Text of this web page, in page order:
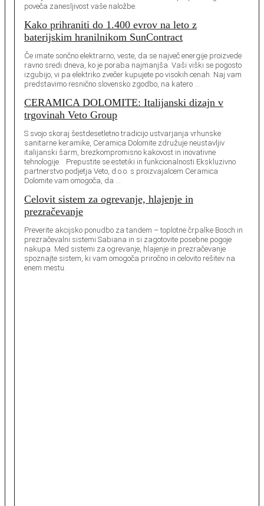
poveča zanesljivost vaše naložbe.
Kako prihraniti do 1.400 evrov na leto z
baterijskim hranilnikom SunContract
Če imate sončno elektrarno, veste, da se največ energije proizvede
ravno sredi dneva, ko je poraba najmanjša. Vaši viški se pogosto
izgubijo, vi pa elektriko zvečer kupujete po visokih cenah. Naj vam
predstavimo resnično slovensko zgodbo, na katero …
CERAMICA DOLOMITE: Italijanski dizajn v
trgovinah Veto Group
S svojo skoraj šestdesetletno tradicijo ustvarjanja vrhunske
sanitarne keramike, Ceramica Dolomite združuje neustavljiv
italijanski šarm, brezkompromisno kakovost in inovativne
tehnologije. Prepustite se estetiki in funkcionalnosti Ekskluzivno
partnerstvo podjetja Veto, d.o.o. s proizvajalcem Ceramica
Dolomite vam omogoča, da …
Celovit sistem za ogrevanje, hlajenje in
prezračevanje
Preverite akcijsko ponudbo za tandem – toplotne črpalke Bosch in
prezračevalni sistemi Sabiana in si zagotovite posebne pogoje
nakupa. Med sistemi za ogrevanje, hlajenje in prezračevanje
spoznajte sistem, ki vam omogoča priročno in celovito rešitev na
enem mestu.